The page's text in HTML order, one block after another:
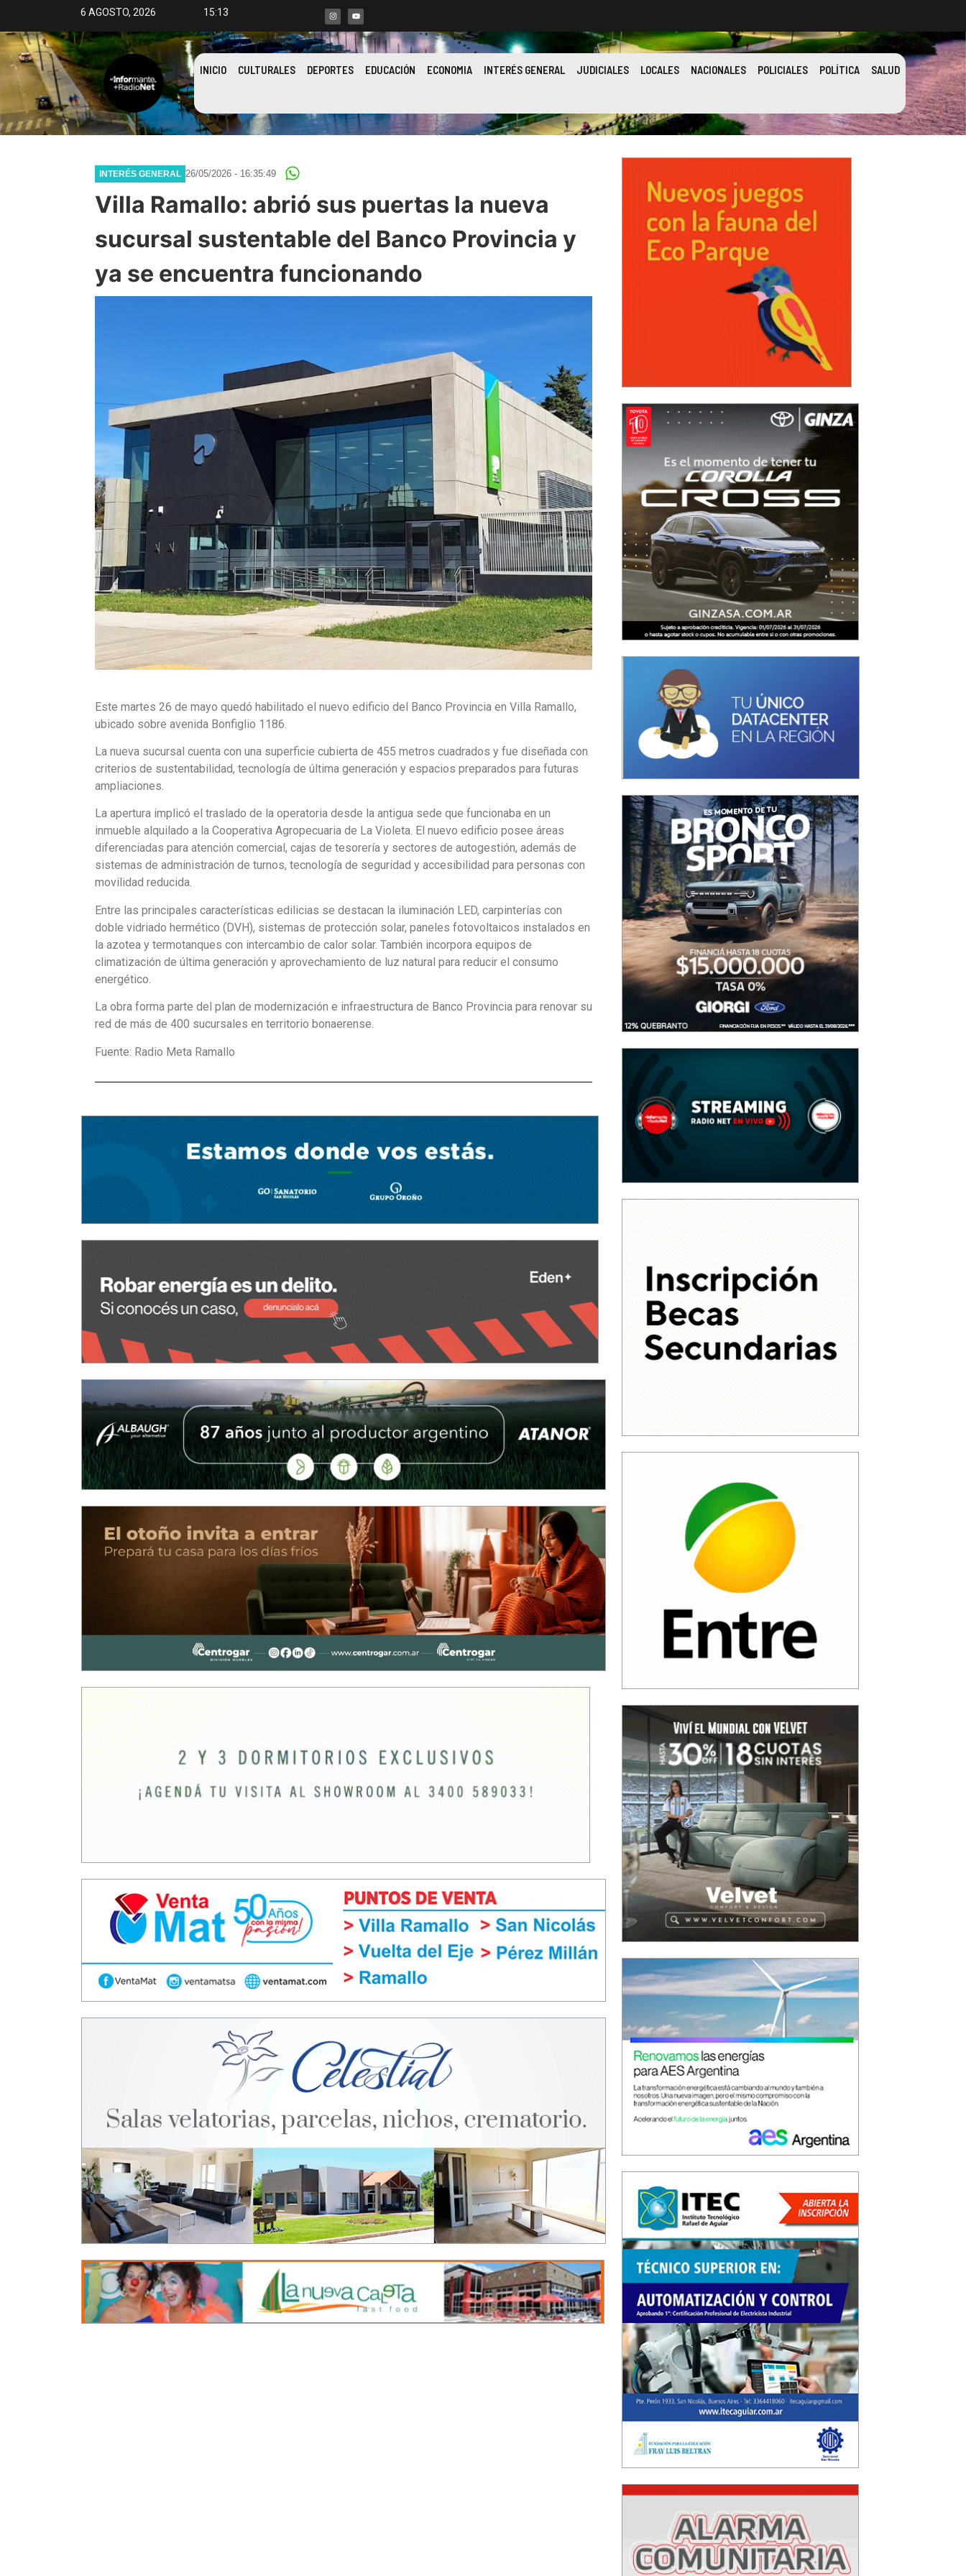
6 AGOSTO, 2026 15:13
INICIO CULTURALES DEPORTES EDUCACIÓN ECONOMIA INTERÉS GENERAL JUDICIALES LOCALES NACIONALES POLICIALES POLÍTICA SALUD
INTERÉS GENERAL 26/05/2026 - 16:35:49
Villa Ramallo: abrió sus puertas la nueva
sucursal sustentable del Banco Provincia y
ya se encuentra funcionando
Este martes 26 de mayo quedó habilitado el nuevo edificio del Banco Provincia en Villa Ramallo,
ubicado sobre avenida Bonfiglio 1186.
La nueva sucursal cuenta con una superficie cubierta de 455 metros cuadrados y fue diseñada con
criterios de sustentabilidad, tecnología de última generación y espacios preparados para futuras
ampliaciones.
La apertura implicó el traslado de la operatoria desde la antigua sede que funcionaba en un
inmueble alquilado a la Cooperativa Agropecuaria de La Violeta. El nuevo edificio posee áreas
diferenciadas para atención comercial, cajas de tesorería y sectores de autogestión, además de
sistemas de administración de turnos, tecnología de seguridad y accesibilidad para personas con
movilidad reducida.
Entre las principales características edilicias se destacan la iluminación LED, carpinterías con
doble vidriado hermético (DVH), sistemas de protección solar, paneles fotovoltaicos instalados en
la azotea y termotanques con intercambio de calor solar. También incorpora equipos de
climatización de última generación y aprovechamiento de luz natural para reducir el consumo
energético.
La obra forma parte del plan de modernización e infraestructura de Banco Provincia para renovar su
red de más de 400 sucursales en territorio bonaerense.
Fuente: Radio Meta Ramallo